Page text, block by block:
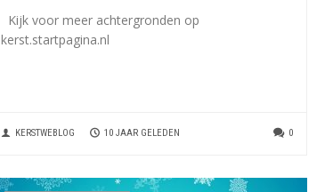
Kijk voor meer achtergronden op
kerst.startpagina.nl
KERSTWEBLOG 10 JAAR GELEDEN 0